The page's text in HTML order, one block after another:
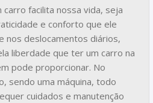
carro facilita nossa vida, seja
e conforto que ele
nos deslocamentos diários,
liberdade que ter um carro na
pode proporcionar. No
sendo uma máquina, todo
cuidados e manutenção